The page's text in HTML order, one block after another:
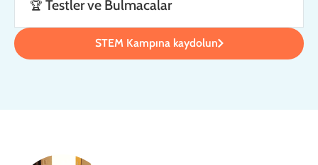
🏆 Testler ve Bulmacalar
STEM Kampına kaydolun